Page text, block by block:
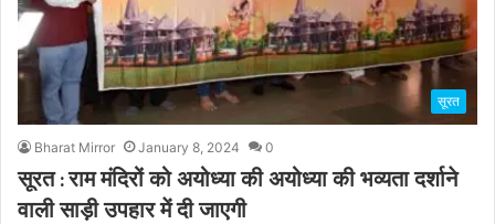
सूरत
Bharat Mirror January 8, 2024 0
सूरत : राम मंदिरों को अयोध्या की अयोध्या की भव्यता दर्शाने
वाली साड़ी उपहार में दी जाएगी